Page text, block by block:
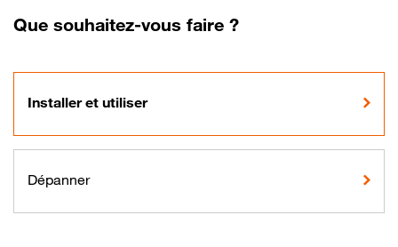
Que souhaitez-vous faire ?
Installer et utiliser
Dépanner